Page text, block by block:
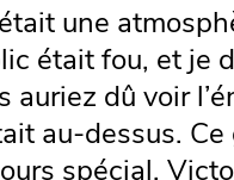
une
était fou, et je
auriez dû voir
au-dessus.
spécial.